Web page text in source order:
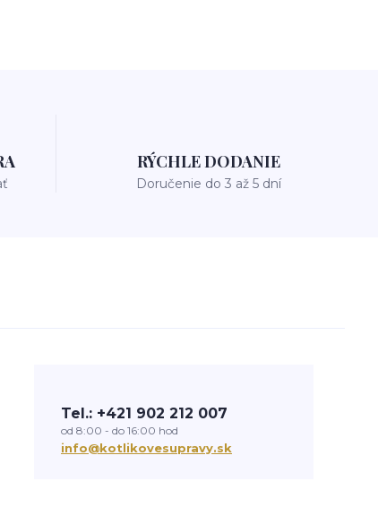
RÝCHLE DODANIE
Doručenie do 3 až 5 dní
Tel.: +421 902 212 007
od 8:00 - do 16:00 hod
info@kotlikovesupravy.sk